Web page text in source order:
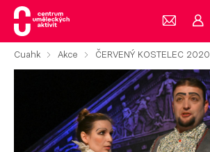
Cuahk Akce ČERVENÝ KOSTELEC 2020